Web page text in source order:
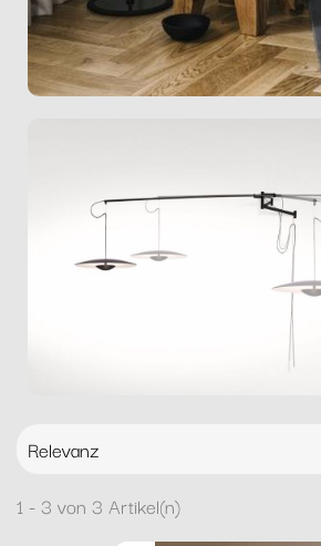
Relevanz
1 - 3 von 3 Artikel(n)